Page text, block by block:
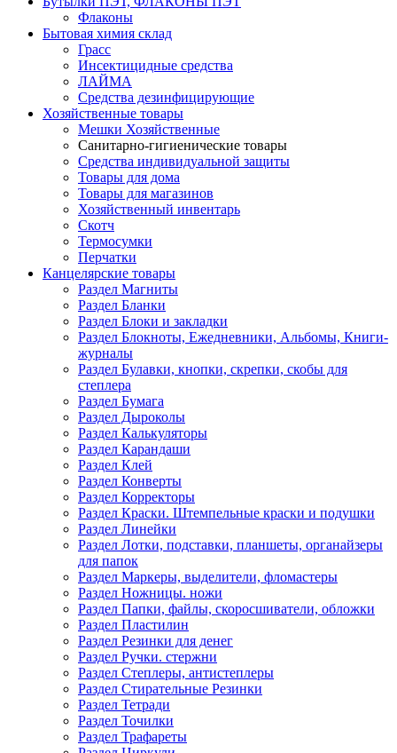
Флаконы
Бытовая химия склад
Грасс
Инсектицидные средства
ЛАЙМА
Средства дезинфицирующие
Хозяйственные товары
Мешки Хозяйственные
Санитарно-гигиенические товары
Средства индивидуальной защиты
Товары для дома
Товары для магазинов
Хозяйственный инвентарь
Скотч
Термосумки
Перчатки
Канцелярские товары
Раздел Магниты
Раздел Бланки
Раздел Блоки и закладки
Раздел Блокноты, Ежедневники, Альбомы, Книги-
журналы
Раздел Булавки, кнопки, скрепки, скобы для
степлера
Раздел Бумага
Раздел Дыроколы
Раздел Калькуляторы
Раздел Карандаши
Раздел Клей
Раздел Конверты
Раздел Корректоры
Раздел Краски. Штемпельные краски и подушки
Раздел Линейки
Раздел Лотки, подставки, планшеты, органайзеры
для папок
Раздел Маркеры, выделители, фломастеры
Раздел Ножницы. ножи
Раздел Папки, файлы, скоросшиватели, обложки
Раздел Пластилин
Раздел Резинки для денег
Раздел Ручки. стержни
Раздел Степлеры, антистеплеры
Раздел Стирательные Резинки
Раздел Тетради
Раздел Точилки
Раздел Трафареты